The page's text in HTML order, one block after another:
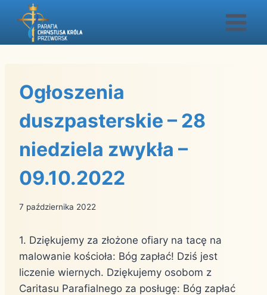
Przejdź
Ogłoszenia
duszpasterskie – 28
niedziela zwykła –
09.10.2022
7 października 2022
1. Dziękujemy za złożone ofiary na tacę na
malowanie kościoła: Bóg zapłać! Dziś jest
liczenie wiernych. Dziękujemy osobom z
Caritasu Parafialnego za posługę: Bóg zapłać